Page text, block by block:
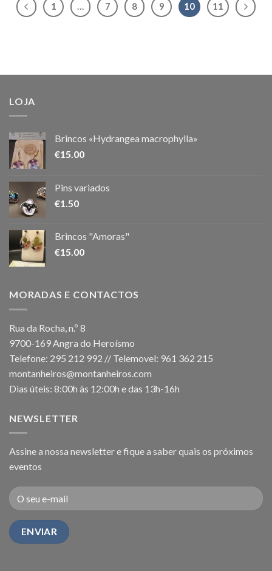
1 … 7 8 9 10 11
LOJA
Brincos «Hydrangea macrophylla»
€15.00
Pins variados
€1.50
Brincos "Amoras"
€15.00
MORADAS E CONTACTOS
Rua da Rocha, n.º 8
9700-169 Angra do Heroísmo
Telefone: 295 212 992 // Telemovel: 961 362 215
montanheiros@montanheiros.com
Dias úteis: 8:00h às 12:00h e das 13h-16h
NEWSLETTER
Assine a nossa newsletter e fique a saber quais os próximos
eventos